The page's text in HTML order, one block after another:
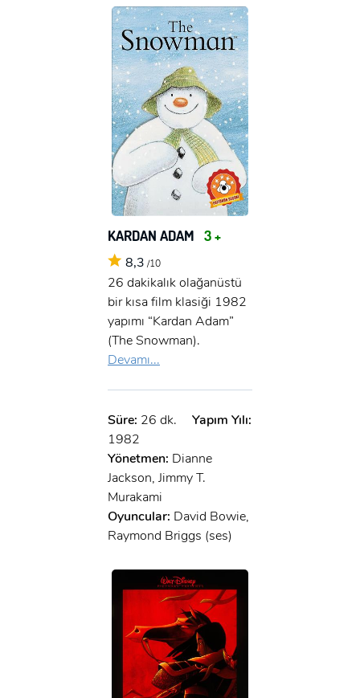
KARDAN ADAM 3 +
8,3 /10
26 dakikalık olağanüstü
bir kısa film klasiği 1982
yapımı “Kardan Adam”
(The Snowman).
Devamı...
Süre: 26 dk.
Yapım Yılı:
1982
Yönetmen: Dianne
Jackson, Jimmy T.
Murakami
Oyuncular: David Bowie,
Raymond Briggs (ses)